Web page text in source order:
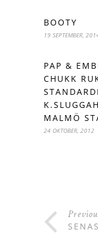
BOOTY
19 SEPTEMBER,
PAP &
CHUKK
MALMÖ
24 OKTOBER, 2012